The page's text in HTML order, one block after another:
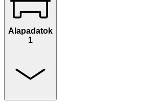
Alapadatok
1